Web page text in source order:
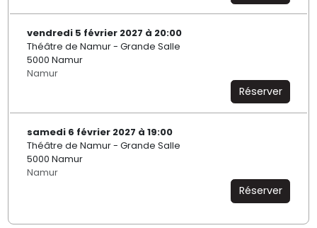
vendredi 5 février 2027 à 20:00
Théâtre de Namur - Grande Salle
5000 Namur
Namur
Réserver
samedi 6 février 2027 à 19:00
Théâtre de Namur - Grande Salle
5000 Namur
Namur
Réserver